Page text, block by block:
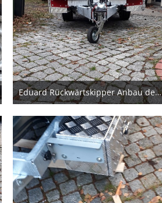
Eduard Rückwärtskipper Anbau der Stauboxen
20. Dezember 2020